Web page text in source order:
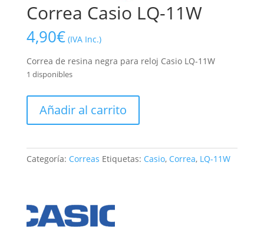
Correa Casio LQ-11W
4,90€ (IVA Inc.)
Correa de resina negra para reloj Casio LQ-11W
1 disponibles
Casio
cantidad
Añadir al carrito
Categoría: Correas Etiquetas: Casio, Correa, LQ-11W